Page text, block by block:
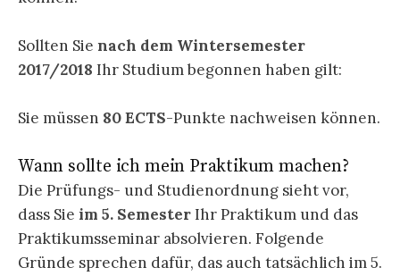
Sollten Sie nach dem Wintersemester
2017/2018 Ihr Studium begonnen haben gilt:
Sie müssen 80 ECTS-Punkte nachweisen können.
Wann sollte ich mein Praktikum machen?
Die Prüfungs- und Studienordnung sieht vor,
dass Sie im 5. SemesterIhr Praktikum und das
Praktikumsseminar absolvieren. Folgende
Gründe sprechen dafür, das auch tatsächlich im 5.